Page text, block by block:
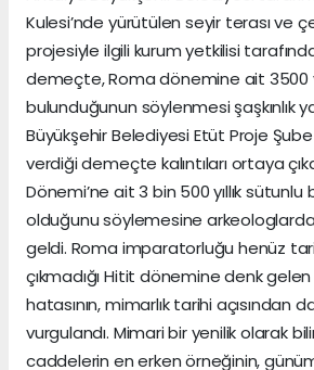
Kulesi’nde yürütülen seyir terası ve
projesiyle ilgili kurum yetkilisi
demeçte, Roma dönemine ait 3500
bulunduğunun söylenmesi şaşkınlık
Büyükşehir Belediyesi Etüt Proje Şube
verdiği demeçte kalıntıları ortaya
Dönemi’ne ait 3 bin 500 yıllık
olduğunu söylemesine
geldi. Roma imparatorluğu henüz
çıkmadığı Hitit dönemine denk
hatasının, mimarlık tarihi açısından
vurgulandı. Mimari bir yenilik olarak
caddelerin en erken örneğinin,